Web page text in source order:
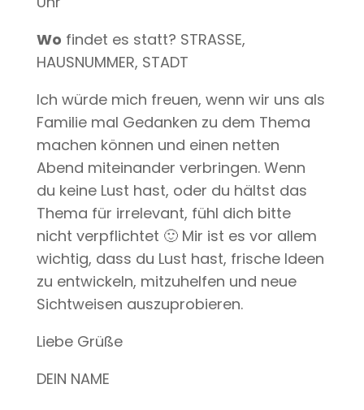
Wo findet es statt? STRASSE,
HAUSNUMMER, STADT
Ich würde mich freuen, wenn wir uns als
Familie mal Gedanken zu dem Thema
machen können und einen netten
Abend miteinander verbringen. Wenn
du keine Lust hast, oder du hältst das
Thema für irrelevant, fühl dich bitte
nicht verpflichtet 🙂 Mir ist es vor allem
wichtig, dass du Lust hast, frische Ideen
zu entwickeln, mitzuhelfen und neue
Sichtweisen auszuprobieren.
Liebe Grüße
DEIN NAME